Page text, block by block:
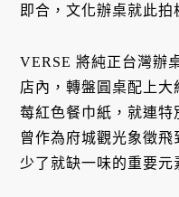
即合，文化辦桌就此拍
VERSE 將純正台灣辦
店內，轉盤圓桌配上大
莓紅色餐巾紙，就連特
曾作為府城觀光象徵
少了就缺一味的重要元